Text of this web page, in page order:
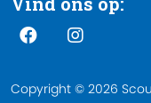
Copyright © 2026